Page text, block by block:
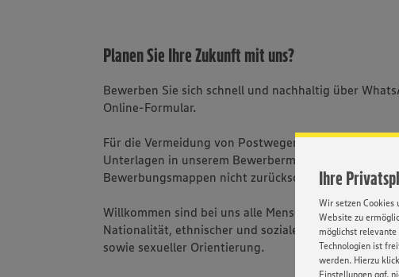
Ihre
Wir setzen Cookies
Website zu
möglichst
Technologien ist
werden. Hierzu
Einstellungen ggf.
Planen Sie Ihre Zukunft mit uns?
Bewerben Sie sich schnell und nachhaltig über
Online-Formular.
Für die Vermeidung von Postwegen bitten wir um
Unterlagen in unserem Bewerbermanagementsystem
Bewerbungsmappen nicht zurückschicken.
Willkommen sind bei uns alle Menschen -
Nationalität, ethnischer und sozialer Herkunft,
sowie sexueller Orientierung.